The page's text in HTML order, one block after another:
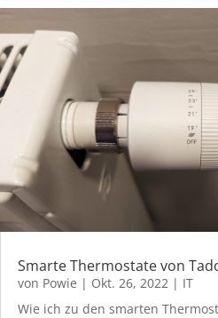
Smarte Thermostate von
von Powie | Okt. 26, 2022 | IT
Wie ich zu den smarten